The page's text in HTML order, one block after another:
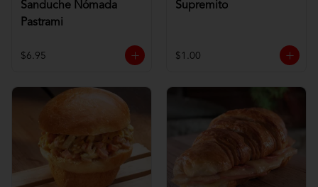
Sanduche Nómada
Pastrami
$6.95
Supremito
$1.00